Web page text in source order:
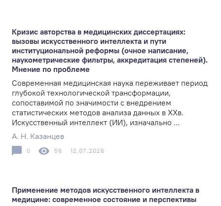
Кризис авторства в медицинских диссертациях:
вызовы искусственного интеллекта и пути
институциональной реформы (очное написание,
наукометрические фильтры, аккредитация степеней).
Мнение по проблеме
Современная медицинская наука переживает период
глубокой технологической трансформации,
сопоставимой по значимости с внедрением
статистических методов анализа данных в XXв.
Искусственный интеллект (ИИ), изначально ...
А. Н. Казанцев
0 56 12.07.2026
Применение методов искусственного интеллекта в
медицине: современное состояние и перспективы